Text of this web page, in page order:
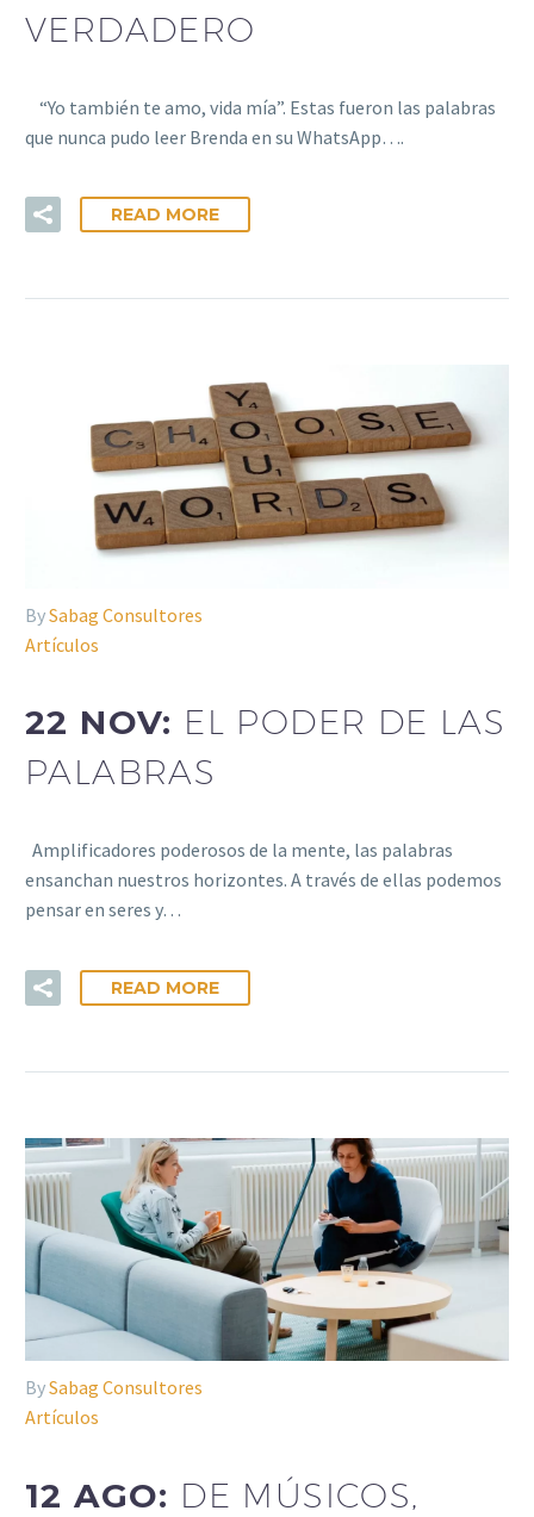
VERDADERO
“Yo también te amo, vida mía”. Estas fueron las palabras
que nunca pudo leer Brenda en su WhatsApp….
READ MORE
BySabag Consultores
Artículos
22 NOV: EL PODER DE LAS
PALABRAS
Amplificadores poderosos de la mente, las palabras
ensanchan nuestros horizontes. A través de ellas podemos
pensar en seres y…
READ MORE
BySabag Consultores
Artículos
12 AGO: DE MÚSICOS,